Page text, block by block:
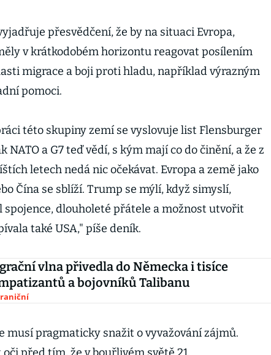
přesvědčení, že by na situaci Evropa,
v krátkodobém horizontu reagovat posílením
migrace a boji proti hladu, například výrazným
pomoci.
této skupiny zemí se vyslovuje list Flensburger
NATO a G7 teď vědí, s kým mají co do činění, a že z
letech nedá nic očekávat. Evropa a země jako
Čína se sblíží. Trump se mýlí, když simyslí,
spojence, dlouholeté přátele a možnost utvořit
také USA," píše deník.
vlna přivedla do Německa i tisíce
a bojovníků Talibanu
musí pragmaticky snažit o vyvažování zájmů.